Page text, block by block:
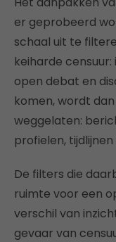
er geprobeerd
schaal uit te
keiharde
open debat en
komen, wordt
weggelaten:
profielen,
De filters die
ruimte voor een
verschil van
gevaar van